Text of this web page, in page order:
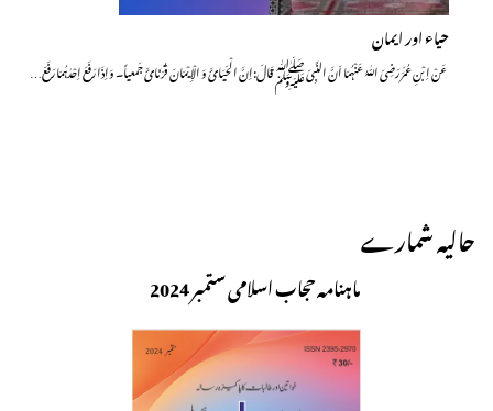
حیاء اور ایمان
عَنْ اِبْنِ عُمَرَ رَضِیَ اللّٰہُ عَنْہُمَا اَنَّ النَّبِیَ ﷺ قَالَ:اِنَّ الْحَیَائَ وَ الْاِیْمَانَ قُرَنَائَ جَمعیاً۔ وَاِذَا رَفَعَ اِحْدٰہُمَا رَفَعَ…
حالیہ شمارے
ماہنامہ حجاب اسلامی ستمبر 2024